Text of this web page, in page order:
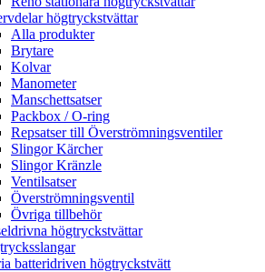
högtryckstvättar
Alla produkter
Brytare
Kolvar
Manometer
Manschettsatser
Packbox / O-ring
Repsatser till Överströmningsventiler
Slingor Kärcher
Slingor Kränzle
Ventilsatser
Överströmningsventil
Övriga tillbehör
högtryckstvättar
batteridriven högtryckstvätt